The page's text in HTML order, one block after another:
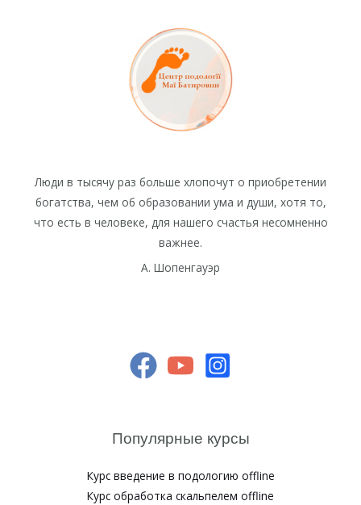
Люди в тысячу раз больше хлопочут о приобретении
богатства, чем об образовании ума и души, хотя то,
что есть в человеке, для нашего счастья несомненно
важнее.
А. Шопенгауэр
Популярные курсы
Курс введение в подологию offline
Курс обработка скальпелем offline